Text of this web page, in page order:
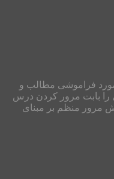
مورد فراموشی مطالب و
را بابت مرور کردن درس
مرور منظم بر مبنای